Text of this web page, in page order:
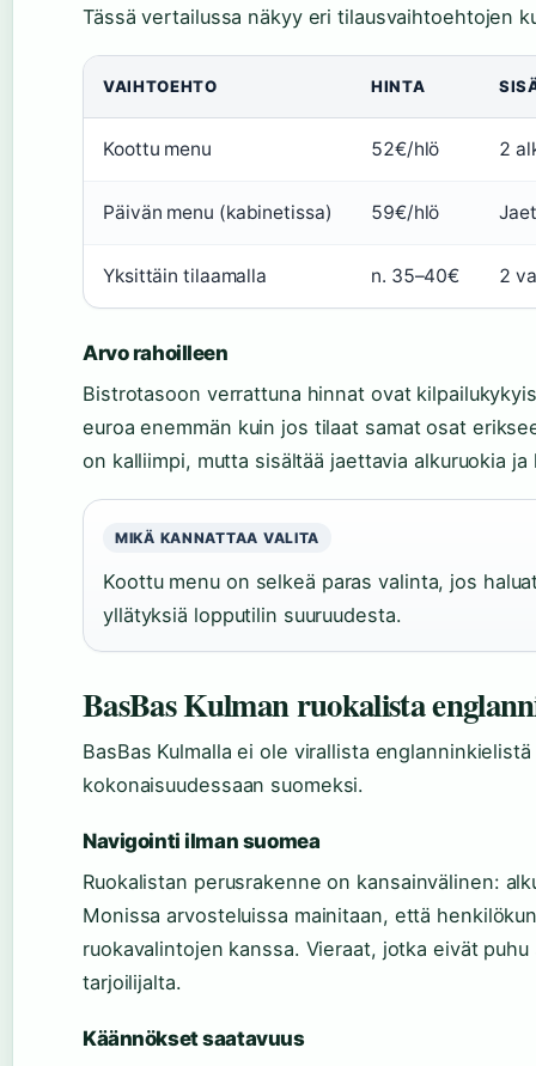
Tässä vertailussa näkyy eri tilausvaihtoehtojen
VAIHTOEHTO HINTA
Koottu menu 52€/hlö 2
Päivän menu (kabinetissa) 59€/hlö
Yksittäin tilaamalla n. 35–40€ 2
Arvo rahoilleen
Bistrotasoon verrattuna hinnat ovat
euroa enemmän kuin jos tilaat samat osat
on kalliimpi, mutta sisältää jaettavia alkuruokia ja
MIKÄ KANNATTAA VALITA
Koottu menu on selkeä paras valinta, jos
yllätyksiä lopputilin suuruudesta.
BasBas Kulman ruokalista
BasBas Kulmalla ei ole virallista
kokonaisuudessaan suomeksi.
Navigointi ilman suomea
Ruokalistan perusrakenne on kansainvälinen:
Monissa arvosteluissa mainitaan, että
ruokavalintojen kanssa. Vieraat, jotka eivät
tarjoilijalta.
Käännökset saatavuus